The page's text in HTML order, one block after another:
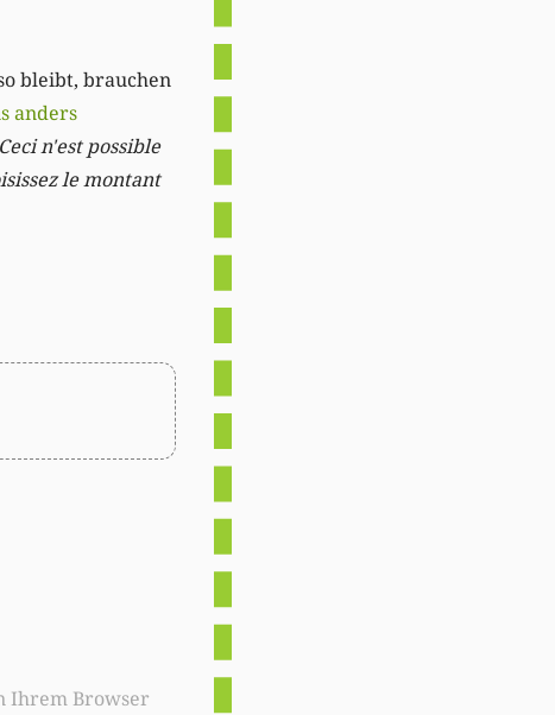
bleibt, brauchen
anders
n'est possible
le montant